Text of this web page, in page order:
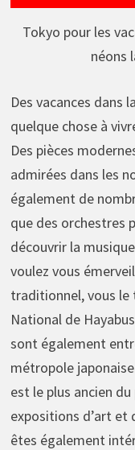
Tokyo pour les
néons
Des vacances dans
quelque chose à
Des pièces
admirées dans les
également de
que des orchestres
découvrir la
voulez vous
traditionnel, vous
National de
sont également
métropole
est le plus ancien
expositions d’art et
êtes également